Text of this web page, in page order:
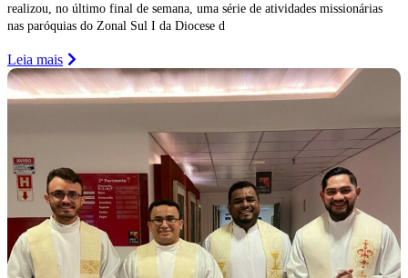
realizou, no último final de semana, uma série de atividades missionárias
nas paróquias do Zonal Sul I da Diocese d
Leia mais